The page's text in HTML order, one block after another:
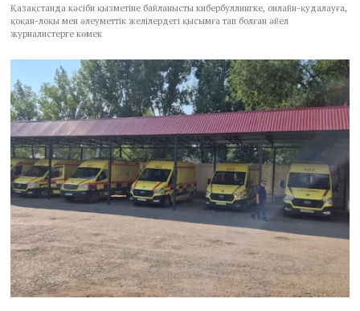
Қазақстанда кәсіби қызметіне байланысты кибербуллингке, онлайн-қудалауға,
қоқан-лоқы мен әлеуметтік желілердегі қысымға тап болған әйел
журналистерге көмек